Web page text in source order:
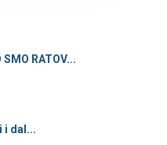
RATOV...
i dal...